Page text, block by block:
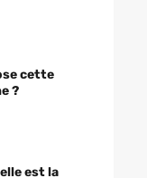
cette
?
est la